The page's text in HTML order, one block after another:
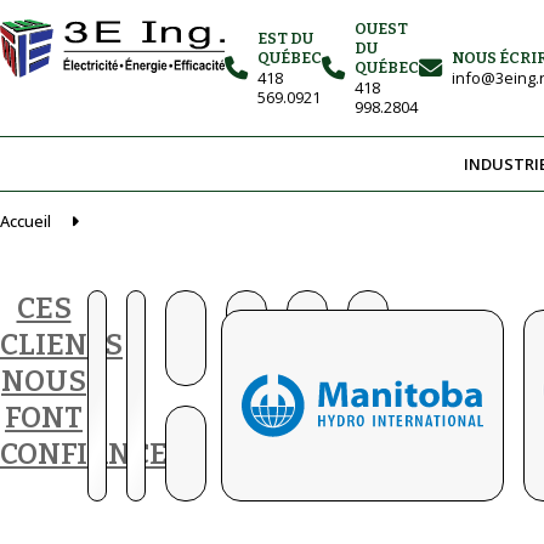
EST DU
QUÉBEC
418
569.0921
OUEST
DU
QUÉBEC
418
998.2804
NOUS
Accueil
CES
CLIENTS
NOUS
FONT
CONFIANCE